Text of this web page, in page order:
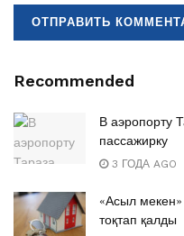
Recommended
В аэропорту
пассажирку
3 ГОДА AGO
«Асыл
тоқтап қалды